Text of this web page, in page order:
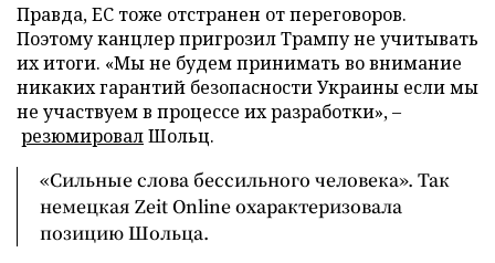
Правда, ЕС тоже отстранен от переговоров.
Поэтому канцлер пригрозил Трампу не учитывать
их итоги. «Мы не будем принимать во внимание
никаких гарантий безопасности Украины если мы
не участвуем в процессе их разработки», –
резюмировалШольц.
«Сильные слова бессильного человека». Так
немецкая Zeit Online охарактеризовала
позицию Шольца.